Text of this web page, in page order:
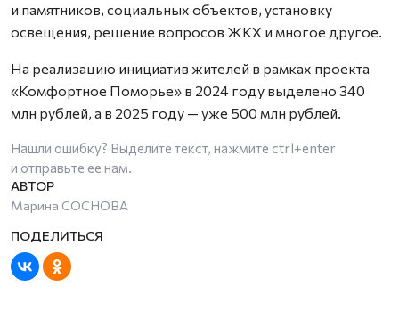
и памятников, социальных объектов, установку
освещения, решение вопросов ЖКХ и многое другое.
На реализацию инициатив жителей в рамках проекта
«Комфортное Поморье» в 2024 году выделено 340
млн рублей, а в 2025 году — уже 500 млн рублей.
Нашли ошибку? Выделите текст, нажмите ctrl+enter
и отправьте ее нам.
Марина СОСНОВА